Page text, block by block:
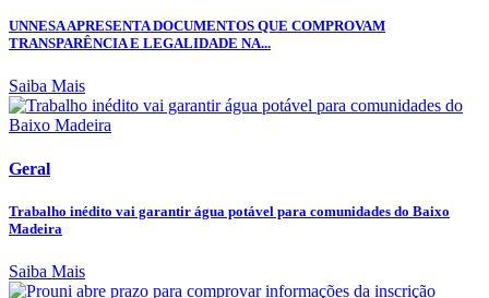
UNNESA APRESENTA DOCUMENTOS QUE COMPROVAM
TRANSPARÊNCIA E LEGALIDADE NA...
Saiba Mais
Geral
Trabalho inédito vai garantir água potável para comunidades do Baixo
Madeira
Saiba Mais